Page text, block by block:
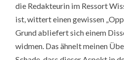
die Redakteurin im Ressort
ist, wittert einen gewissen
Grund abliefert sich einem
widmen. Das ähnelt meinen